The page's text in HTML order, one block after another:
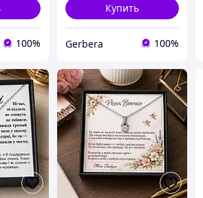
100%
Купить
Gerbera 100%